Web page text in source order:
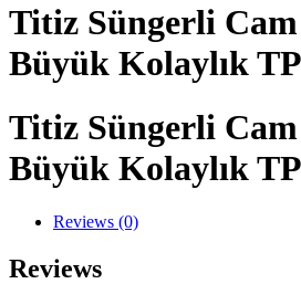
Titiz Süngerli
Büyük Kolaylık
Titiz Süngerli
Büyük Kolaylık
Reviews (0)
Reviews